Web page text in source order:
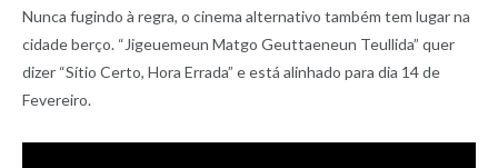
Nunca fugindo à regra, o cinema alternativo também tem lugar na
cidade berço. “Jigeuemeun Matgo Geuttaeneun Teullida” quer
dizer “Sítio Certo, Hora Errada” e está alinhado para dia 14 de
Fevereiro.